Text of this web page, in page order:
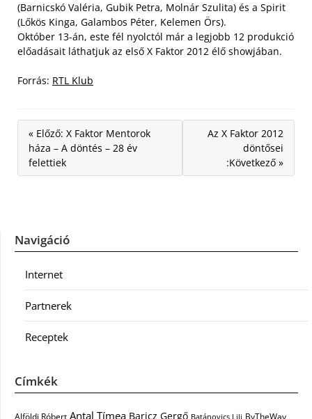
(Barnicskó Valéria, Gubik Petra, Molnár Szulita) és a Spirit
(Lőkös Kinga, Galambos Péter, Kelemen Örs).
Október 13-án, este fél nyolctól már a legjobb 12 produkció
előadásait láthatjuk az első X Faktor 2012 élő showjában.
Forrás: RTL Klub
« Előző: X Faktor Mentorok
háza – A döntés – 28 év
felettiek
Az X Faktor 2012
döntősei
:Következő »
Navigáció
Internet
Partnerek
Receptek
Címkék
Alföldi Róbert Antal Tímea Baricz Gergő Batánovics Lili ByTheWay